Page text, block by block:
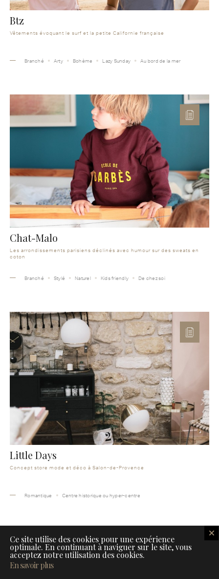
Btz
Vêtements évoquant le surf et la petite Californie française
Branché Arty Bohème Lazy Sunday Au bord de la mer
Chat-Malo
Les arrondissements parisiens déclinés avec humour sur des sweats en
coton
Branché Stylé Naturel Kids friendly De chez soi
Little Days
Concept store mode et déco à Salon-de-Provence
Romantique Centre historique ou hyper-centre
Ce site utilise des cookies pour une expérience
optimale. En continuant à naviguer sur le site, vous
acceptez notre utilisation des cookies.
En savoir plus